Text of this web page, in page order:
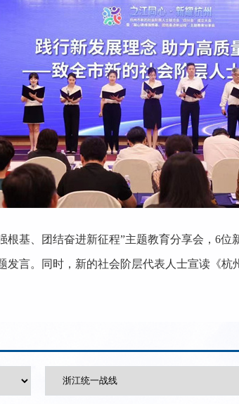
根基、团结奋进新征程”主题教育分享会，6
言。同时，新的社会阶层代表人士宣读《杭